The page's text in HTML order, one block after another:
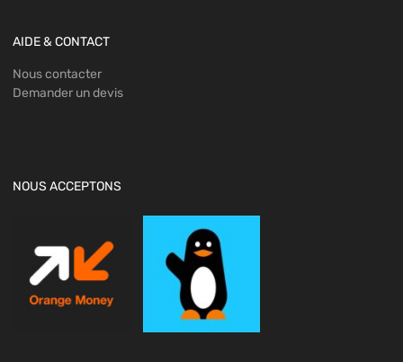
AIDE & CONTACT
Nous contacter
Demander un devis
NOUS ACCEPTONS